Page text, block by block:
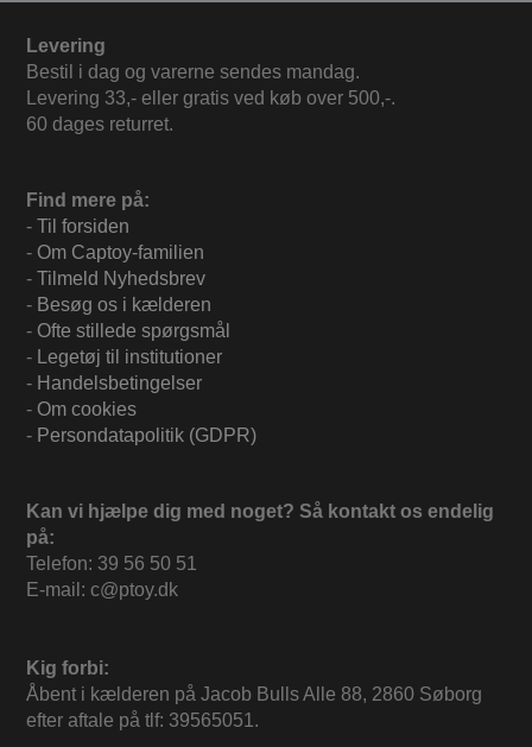
Levering
Bestil i dag og varerne sendes mandag.
Levering 33,- eller gratis ved køb over 500,-.
60 dages returret.
Find mere på:
- Til forsiden
- Om Captoy-familien
- Tilmeld Nyhedsbrev
- Besøg os i kælderen
- Ofte stillede spørgsmål
- Legetøj til institutioner
- Handelsbetingelser
- Om cookies
- Persondatapolitik (GDPR)
Kan vi hjælpe dig med noget? Så kontakt os endelig
på:
Telefon: 39 56 50 51
E-mail: c@ptoy.dk
Kig forbi:
Åbent i kælderen på Jacob Bulls Alle 88, 2860 Søborg
efter aftale på tlf: 39565051.